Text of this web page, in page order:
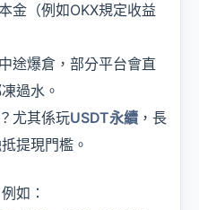
金（例如OKX規定收益
途爆倉，部分平台會直
過水。
尤其係玩USDT永續 ，長
提現門檻。
如：